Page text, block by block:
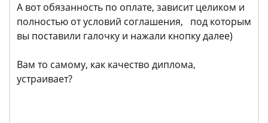
А вот обязанность по оплате, зависит целиком и
полностью от условий соглашения, под которым
вы поставили галочку и нажали кнопку далее)
Вам то самому, как качество диплома,
устраивает?